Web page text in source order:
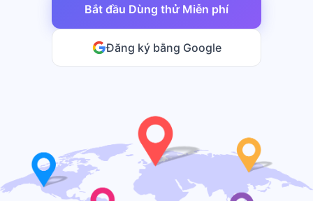
Bắt đầu Dùng thử Miễn phí
Đăng ký bằng Google